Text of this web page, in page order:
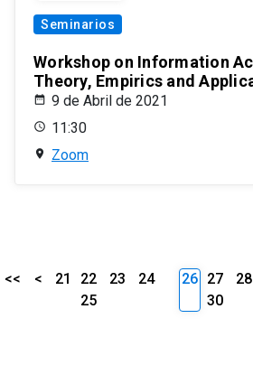
Seminarios
Workshop on Information
Theory, Empirics and
9 de Abril de 2021
11:30
Zoom
<< < 21 22 23
24
25
26 27 28
30